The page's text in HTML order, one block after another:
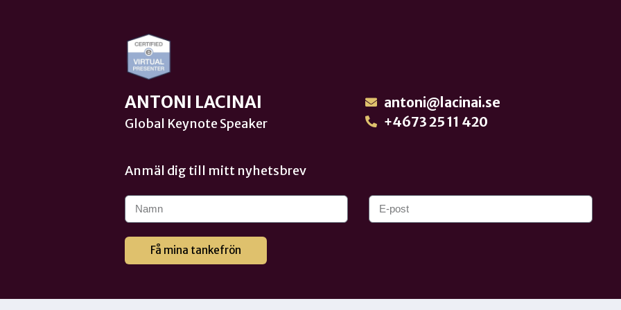
ANTONI LACINAI
Global Keynote Speaker
antoni@lacinai.se
+4673 25 11 420
Anmäl dig till mitt nyhetsbrev
Få mina tankefrön